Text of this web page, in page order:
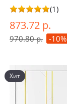
(1)
873.72 р.
970.80 р. -10%
Хит